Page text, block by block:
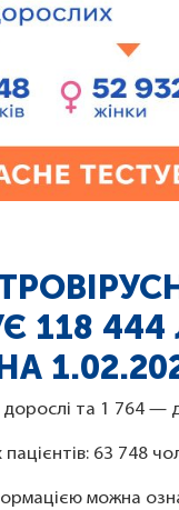
118
та 1 764 —
63 748
можна